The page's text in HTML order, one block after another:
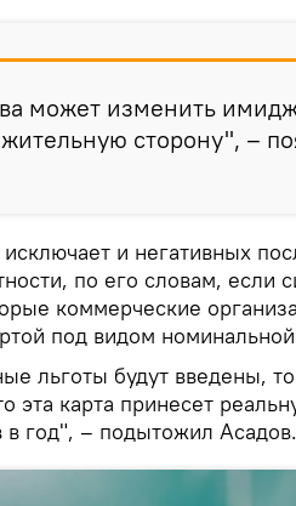
может изменить
сторону", –
и негативных
по его словам, если
коммерческие
под видом
льготы будут введены,
эта карта принесет
год", – подытожил Асадов.